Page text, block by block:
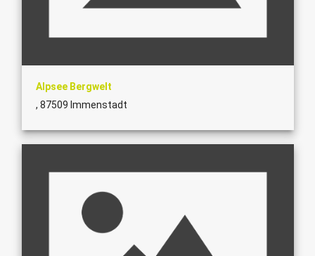
Alpsee Bergwelt
, 87509 Immenstadt